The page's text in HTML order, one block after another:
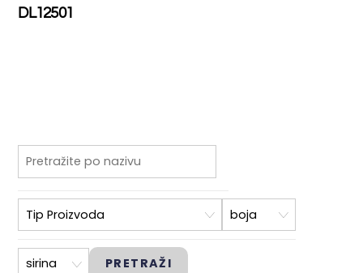
DL12501